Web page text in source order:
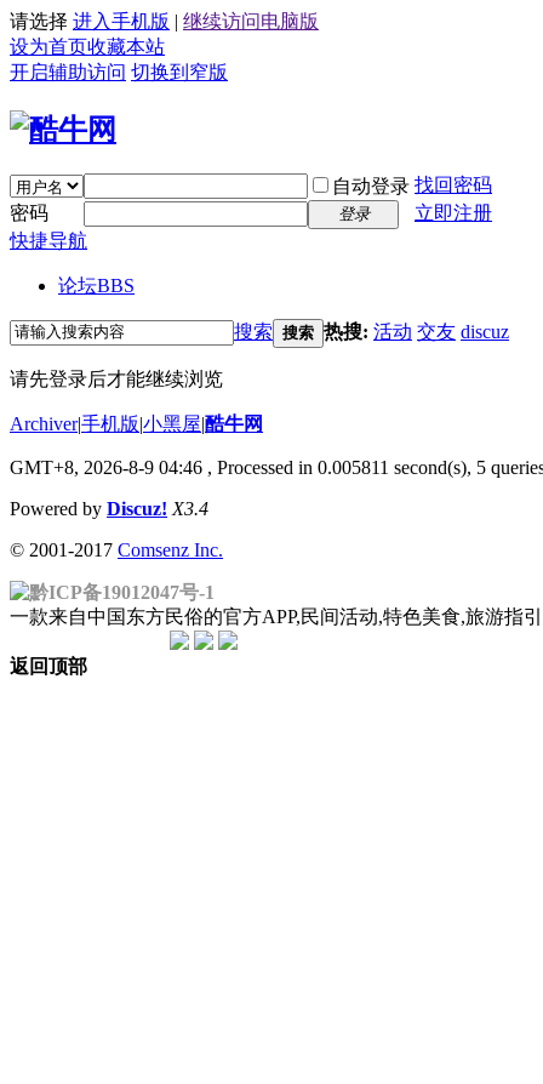
请选择 进入手机版 | 继续访问电脑版
设为首页收藏本站
开启辅助访问 切换到窄版
自动登录 找回密码
密码
登录
立即注册
快捷导航
论坛BBS
搜索 搜索 热搜: 活动 交友 discuz
请先登录后才能继续浏览
Archiver|手机版|小黑屋|酷牛网
GMT+8, 2026-8-9 04:46 , Processed in 0.005811 second(s), 5
Powered by Discuz! X3.4
© 2001-2017 Comsenz Inc.
黔ICP备19012047号-1
一款来自中国东方民俗的官方APP,民间活动,特色美食,旅游
返回顶部